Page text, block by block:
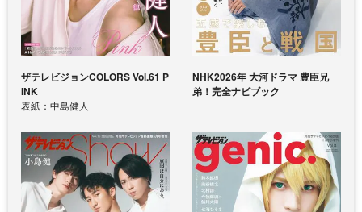
ザテレビジョンCOLORS Vol.61 P
INK
表紙：中島健人
NHK2026年 大河ドラマ 豊臣兄
弟！完全ナビブック